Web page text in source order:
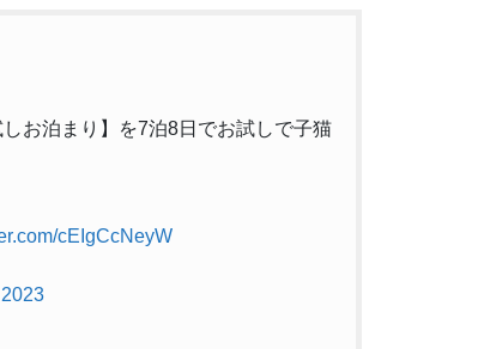
お泊まり】を7泊8日でお試しで子猫
cEIgCcNeyW